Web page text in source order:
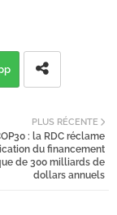
PLUS RÉCENTE
: la RDC réclame
du financement
de 300 milliards de
dollars annuels